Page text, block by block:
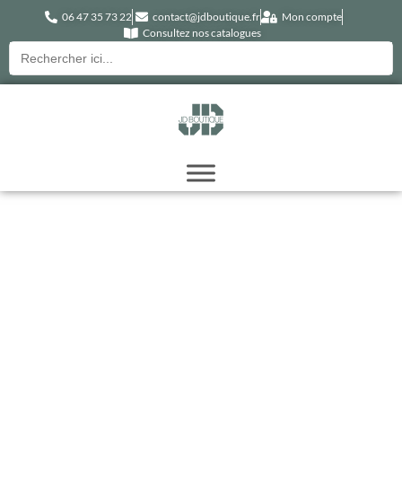
06 47 35 73 22 contact@jdboutique.fr
Mon compte
Consultez nos catalogues
Recherche
pour :